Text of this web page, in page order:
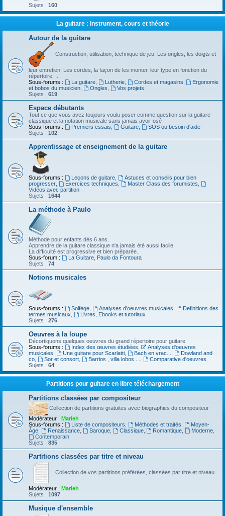
Sujets : 160
La guitare : instrument, cours et théorie
Autour de la guitare
Construction, utilisation, technique de jeu. Les ongles, les doigts et
leur entretien. Les cordes, la façon de les monter, leur type en fonction du
répertoire, ...
Sous-forums :
La guitare, Lutherie, Cordes et magasins
Ergonomie
et bobos du musicien
Ongles
Vos projets
Sujets : 619
Espace débutants
Tout ce que vous avez toujours voulu poser comme question sur la guitare
classique et la notation musicale sans jamais avoir osé
Sous-forums :
Premiers essais Guitare,
SOS ou besoin d'aide
Sujets : 102
Apprentissage et enseignement de la guitare
Sous-forums : Leçons de guitare,
Astuces et conseils pour bien
progresser
Exercices techniques Master Class des forumistes
Vidéos avec partition
Sujets : 1644
La méthode à Paulo
Méthode pour enfants dès 6 ans.
Apprendre de la guitare classique n'a jamais été aussi facile.
La difficulté est progressive et bien préparée.
Sous-forum :
La Guitare, Paulo da Fontoura
Sujets : 74
Notions musicales
Sous-forums : Solfège, Analyses d'oeuvres musicales
Definitions des
termes musicaux
Livres, Ebooks et tutoriaux
Sujets : 276
Oeuvres à la loupe
Décortiquons quelques oeuvres du grand répertoire pour guitare
Sous-forums :
Index des œuvres étudiées
Analyses d'oeuvres
musicales
Une guitare pour Scarlatti, Bach en vrac...
Dowland and
co
Sor et consort, Barrios , villa lobos ...
Comparative d'oeuvres
Sujets : 64
Partitions pour guitare en libre téléchargement
Partitions classées par compositeur
Collection de partitions gratuites avec biographies du compositeur
Modérateur : Marieh
Sous-forums :
Liste de compositeurs Méthodes et traités
Moyen-
Âge
Renaissance, Baroque, Classique, Romantique Moderne
Contemporain
Sujets : 835
Partitions classées par titre et niveau
Collection de vos partitions préférées, classées par titre et niveau.
Modérateur : Marieh
Sujets : 1097
Musique d'ensemble